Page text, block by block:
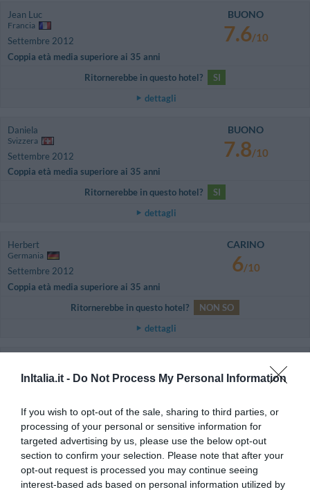
InItalia.it - Do Not Process My Personal Information
If you wish to opt-out of the sale, sharing to third parties, or
processing of your personal or sensitive information for
targeted advertising by us, please use the below opt-out
section to confirm your selection. Please note that after your
opt-out request is processed you may continue seeing
interest-based ads based on personal information utilized by
Jean Luc
Francia
Settembre 2012
Coppia età media superiore ai 35 anni
BUONO
7.6/10
Ritornerebbe in questo hotel?
SI
dettagli
Daniela
Svizzera
Settembre 2012
Coppia età media superiore ai 35 anni
BUONO
7.8/10
Ritornerebbe in questo hotel?
SI
dettagli
Herbert
Germania
Settembre 2012
Coppia età media superiore ai 35 anni
CARINO
6/10
Ritornerebbe in questo hotel?
NON SO
dettagli
10/10
Ritornerebbe in questo hotel?
dettagli
Christelle
Francia
ECCEZIONALE